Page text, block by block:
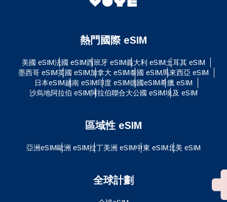
熱門國際 eSIM
美國 eSIM法國 eSIM西班牙 eSIM義大利 eSIM土耳其 eSIM
墨西哥 eSIM英國 eSIM加拿大 eSIM泰國 eSIM馬來西亞 eSIM
日本eSIM越南 eSIM印度 eSIM德國eSIM希臘 eSIM
沙烏地阿拉伯 eSIM阿拉伯聯合大公國 eSIM埃及 eSIM
區域性 eSIM
亞洲eSIM歐洲 eSIM拉丁美洲 eSIM中東 eSIM北美 eSIM
全球計劃